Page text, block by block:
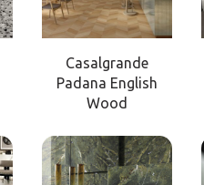
Casalgrande
Padana English
Wood